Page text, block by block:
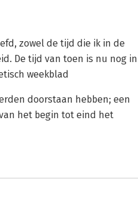
zowel de tijd die ik in de
De tijd van toen is nu nog in
weekblad
doorstaan hebben; een
het begin tot eind het